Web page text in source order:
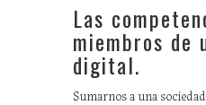
Las
miembros de
digital.
Sumarnos a una